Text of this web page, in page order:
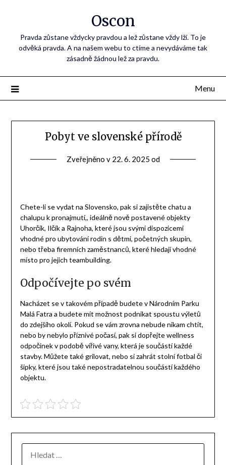
Oscon
Pravda zůstane vždycky pravdou a lež zůstane vždy lží. To je
odvěká pravda. A na našem webu to ctíme a nevydáváme tak
zásadně žádnou lež za pravdu.
Menu
Pobyt ve slovenské přírodě
Zveřejněno v 22. 6. 2025 od
Chete-li se vydat na Slovensko, pak si zajistětechatu a
chalupu k pronajmutí,, ideálně nově postavené objekty
Uhorčík, Ilčík a Rajnoha, které jsou svými dispozicemi
vhodné pro ubytování rodin s dětmi, početných skupin,
nebo třeba firemních zaměstnanců, které hledají vhodné
místo pro jejich teambuilding.
Odpočívejte po svém
Nacházet se v takovém případě budete v Národním Parku
Malá Fatra a budete mít možnost podnikat spoustu výletů
do zdejšího okolí. Pokud se vám zrovna nebude nikam chtít,
nebo by nebylo příznivé počasí, pak si dopřejte wellness
odpočinek v podobě vířivé vany, která je součástí každé
stavby. Můžete také grilovat, nebo si zahrát stolní fotbal či
šipky, které jsou také nepostradatelnou součástí každého
objektu.